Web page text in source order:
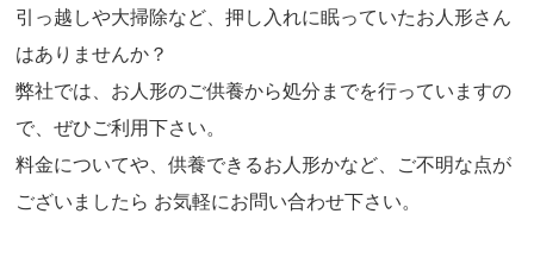
引っ越しや大掃除など、押し入れに眠っていたお人形さん
はありませんか？
弊社では、お人形のご供養から処分までを行っていますの
で、ぜひご利用下さい。
料金についてや、供養できるお人形かなど、ご不明な点が
ございましたら お気軽にお問い合わせ下さい。